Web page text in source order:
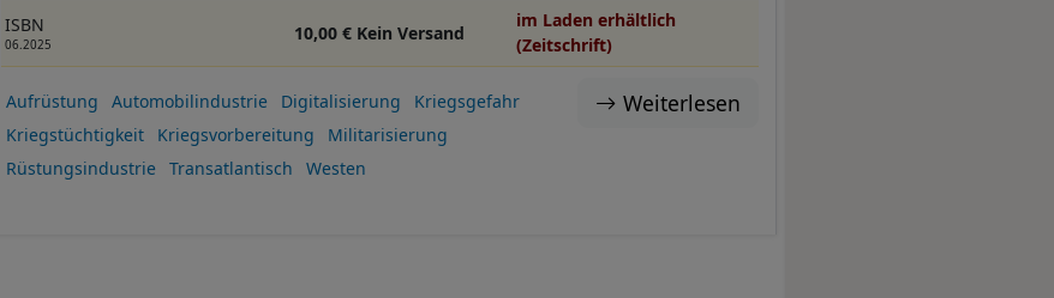
ISBN
06.2025
10,00 € Kein Versand
im Laden erhältlich
(Zeitschrift)
Weiterlesen
Aufrüstung Automobilindustrie Digitalisierung
Kriegsgefahr
Kriegstüchtigkeit
Kriegsvorbereitung
Militarisierung
Rüstungsindustrie
Transatlantisch Westen